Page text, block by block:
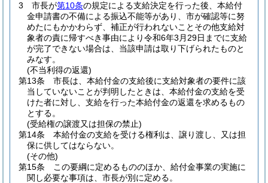
3
市長が第10条の規定による支給決定を行った後、本給付
金申請書の不備による振込不能等があり、市が確認等に努
めたにもかかわらず、補正が行われないことその他支給対
象者の責に帰すべき事由により令和6年3月29日までに支給
が完了できない場合は、当該申請は取り下げられたものと
みなす。
(不当利得の返還)
第13条
市長は、本給付金の支給後に支給対象者の要件に該
当していないことが判明したときは、本給付金の支給を受
けた者に対し、支給を行った本給付金の返還を求めるもの
とする。
(受給権の譲渡又は担保の禁止)
第14条
本給付金の支給を受ける権利は、譲り渡し、又は担
保に供してはならない。
(その他)
第15条
この要綱に定めるもののほか、給付金事業の実施に
関し必要な事項は、市長が別に定める。